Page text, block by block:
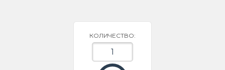
КОЛИЧЕСТВО: